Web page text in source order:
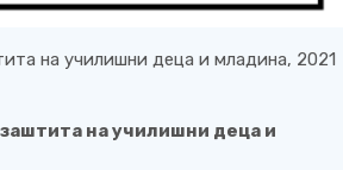
на училишни деца и младина, 2021
на училишни деца и